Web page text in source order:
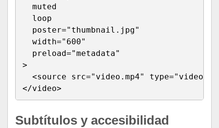
  muted
  loop
  poster="thumbnail.jpg"
  width="600"
  preload="metadata"
>
<source src="video.mp4" type="video/
</video>
Subtítulos y accesibilidad